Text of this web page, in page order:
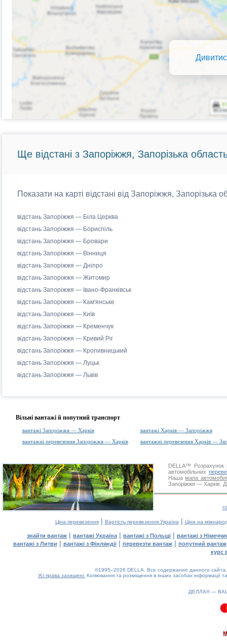
Ще відстані з Запоріжжя, Запорізька
Показати на карті відстані від Запоріжжя, Запорізька
відстань Запоріжжя — Біла Церква
відстань Запоріжжя — Бориспіль
відстань Запоріжжя — Бровари
відстань Запоріжжя — Вінниця
відстань Запоріжжя — Дніпро
відстань Запоріжжя — Житомир
відстань Запоріжжя — Івано-Франківськ
відстань Запоріжжя — Кам'янське
відстань Запоріжжя — Київ
відстань Запоріжжя — Кременчук
відстань Запоріжжя — Кривий Ріг
відстань Запоріжжя — Кропивницький
відстань Запоріжжя — Луцьк
відстань Запоріжжя — Львів
Вільні вантажі й попутний транспорт
вантажі Запоріжжя — Харків
вантажі Харків — Запоріжжя
вантажні перевезення Запоріжжя — Харків
вантажні перевезення Харків —
DELLA™
Розрахунок
автомобільних
Нашамапа
Запоріжжя — Харків.
Ціна перевезення| Вартість перевезення Україна | Ціни на
знайти вантаж | вантажі Україна | вантажі з Польщі | вантажі з
вантажі з Литви | вантажі з Фінляндії| перевезти вантаж| попутний вантаж
курс
©1995–2026 DELLA. Все содержание данного
Усі права захищені. Копіювання та розміщення в інших засобах інформації
ДЕЛЛА® —